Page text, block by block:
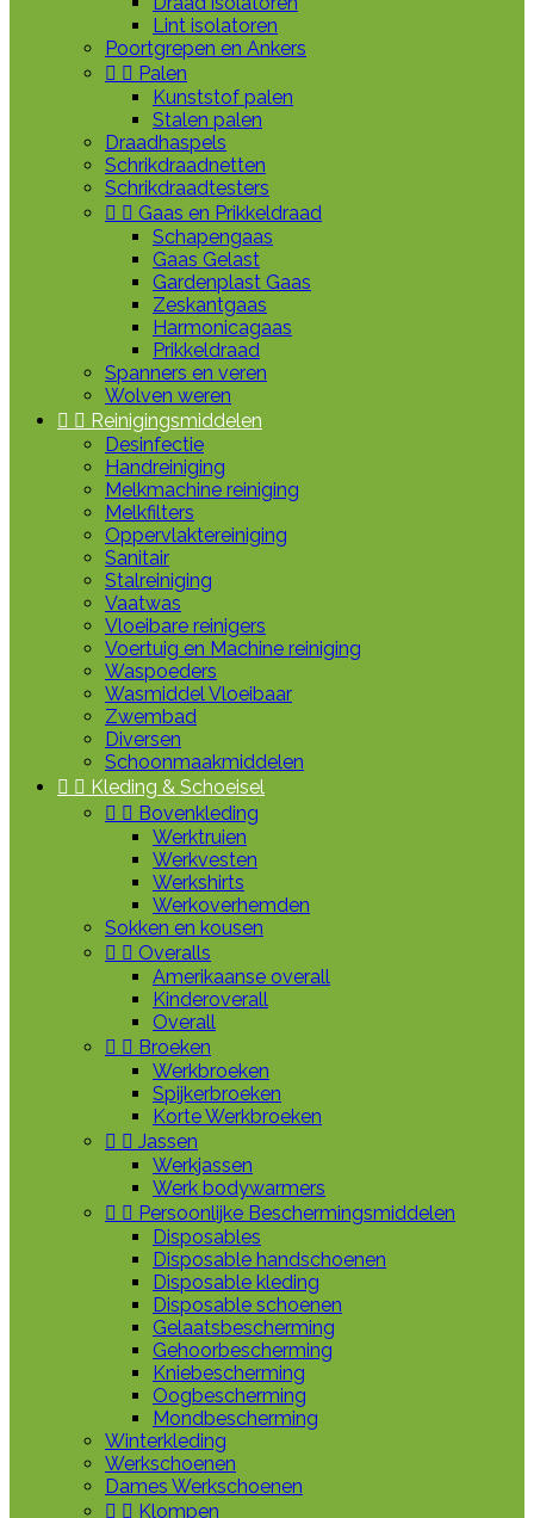
Lint isolatoren
Poortgrepen en Ankers
  Palen
Kunststof palen
Stalen palen
Draadhaspels
Schrikdraadnetten
Schrikdraadtesters
  Gaas en Prikkeldraad
Schapengaas
Gaas Gelast
Gardenplast Gaas
Zeskantgaas
Harmonicagaas
Prikkeldraad
Spanners en veren
Wolven weren
  Reinigingsmiddelen
Desinfectie
Handreiniging
Melkmachine reiniging
Melkfilters
Oppervlaktereiniging
Sanitair
Stalreiniging
Vaatwas
Vloeibare reinigers
Voertuig en Machine reiniging
Waspoeders
Wasmiddel Vloeibaar
Zwembad
Diversen
Schoonmaakmiddelen
  Kleding & Schoeisel
  Bovenkleding
Werktruien
Werkvesten
Werkshirts
Werkoverhemden
Sokken en kousen
  Overalls
Amerikaanse overall
Kinderoverall
Overall
  Broeken
Werkbroeken
Spijkerbroeken
Korte Werkbroeken
  Jassen
Werkjassen
Werk bodywarmers
  Persoonlijke Beschermingsmiddelen
Disposables
Disposable handschoenen
Disposable kleding
Disposable schoenen
Gelaatsbescherming
Gehoorbescherming
Kniebescherming
Oogbescherming
Mondbescherming
Winterkleding
Werkschoenen
Dames Werkschoenen
  Klompen